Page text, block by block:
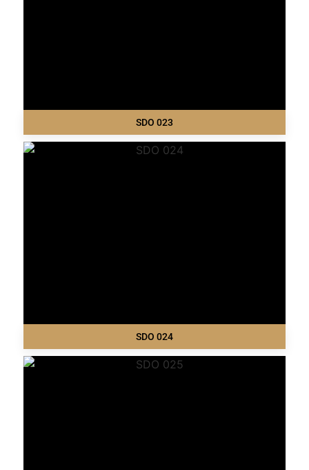
SDO 023
SDO 024